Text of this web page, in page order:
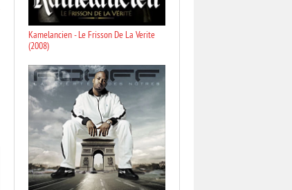
Kamelancien - Le Frisson De La Verite
(2008)